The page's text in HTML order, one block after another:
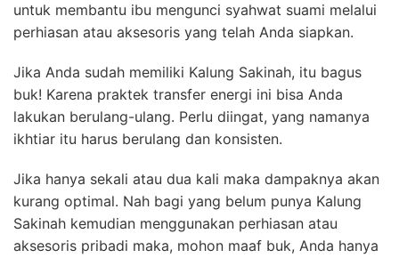
untuk membantu ibu mengunci syahwat suami melalui
perhiasan atau aksesoris yang telah Anda siapkan.
Jika Anda sudah memiliki Kalung Sakinah, itu bagus
buk! Karena praktek transfer energi ini bisa Anda
lakukan berulang-ulang. Perlu diingat, yang namanya
ikhtiar itu harus berulang dan konsisten.
Jika hanya sekali atau dua kali maka dampaknya akan
kurang optimal. Nah bagi yang belum punya Kalung
Sakinah kemudian menggunakan perhiasan atau
aksesoris pribadi maka, mohon maaf buk, Anda hanya